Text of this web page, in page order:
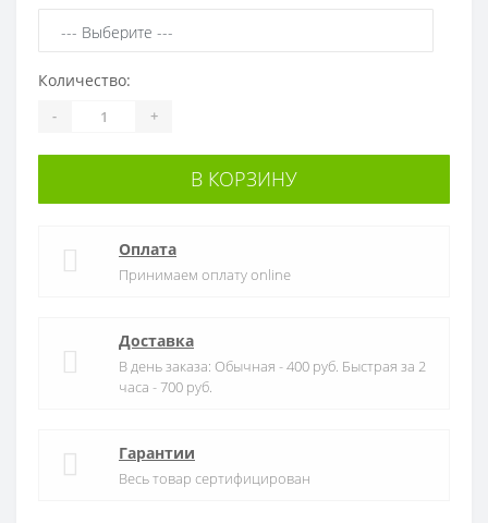
Количество:
- +
В КОРЗИНУ
Оплата
Принимаем оплату online
Доставка
В день заказа: Обычная - 400 руб. Быстрая за 2
часа - 700 руб.
Гарантии
Весь товар сертифицирован